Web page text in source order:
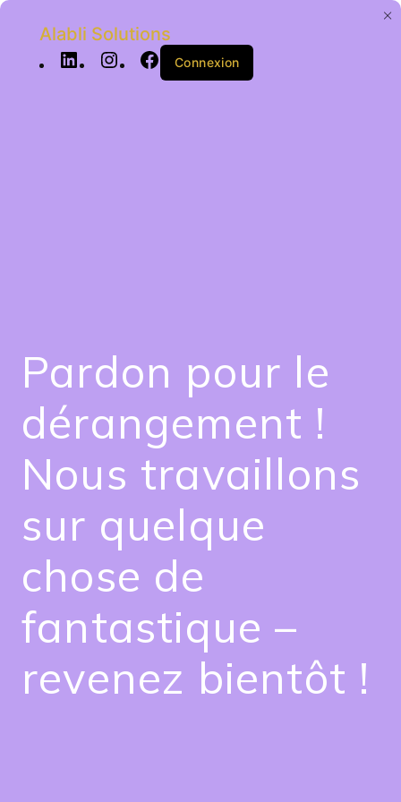
Alabli Solutions
Connexion
Pardon pour le
dérangement !
Nous travaillons
sur quelque
chose de
fantastique –
revenez bientôt !